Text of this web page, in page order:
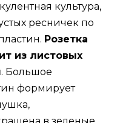
культура,
ресничек по
Розетка
из листовых
. Большое
формирует